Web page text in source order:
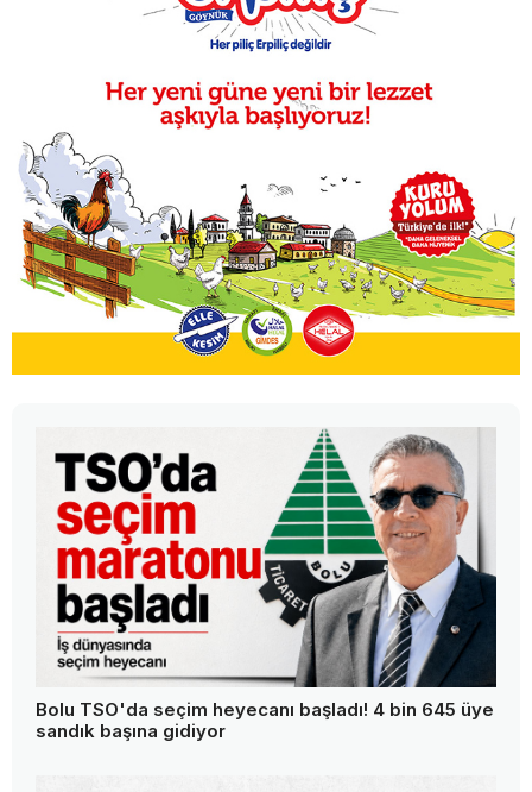
Bolu TSO'da seçim heyecanı başladı! 4 bin 645 üye
sandık başına gidiyor